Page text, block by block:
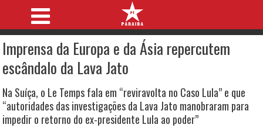
Imprensa da Europa e da Ásia repercutem
escândalo da Lava Jato
Na Suíça, o Le Temps fala em “reviravolta no Caso Lula” e que
“autoridades das investigações da Lava Jato manobraram para
impedir o retorno do ex-presidente Lula ao poder”